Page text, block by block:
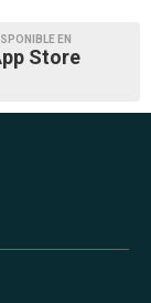
EN
Store